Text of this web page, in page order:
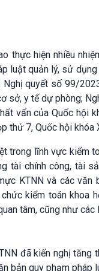
thực hiện nhiều
luật quản lý, sử
Nghị quyết số 99/
sở, y tế dự phòng;
vấn của Quốc hội
thứ 7, Quốc hội khóa
trong lĩnh vực kiểm
tài chính công, tài
KTNN và các văn
kiểm toán khoa
tâm, cũng như các
đã kiến nghị tăng
bản quy phạm pháp